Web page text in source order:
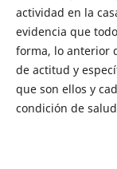
actividad en la
evidencia que
forma, lo anterior
de actitud y
que son ellos y
condición de